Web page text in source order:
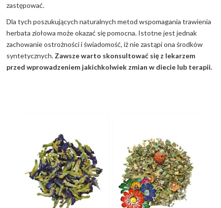
zastępować.
Dla tych poszukujących naturalnych metod wspomagania trawienia
herbata ziołowa może okazać się pomocna. Istotne jest jednak
zachowanie ostrożności i świadomość, iż nie zastąpi ona środków
syntetycznych. Zawsze warto skonsultować się z lekarzem
przed wprowadzeniem jakichkolwiek zmian w diecie lub terapii.